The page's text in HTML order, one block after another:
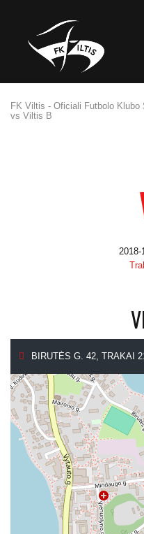
FK Viltis - Oficiali Futbolo Klubo
vs Viltis B
2018-
BIRUTĖS G. 42, TRAKAI